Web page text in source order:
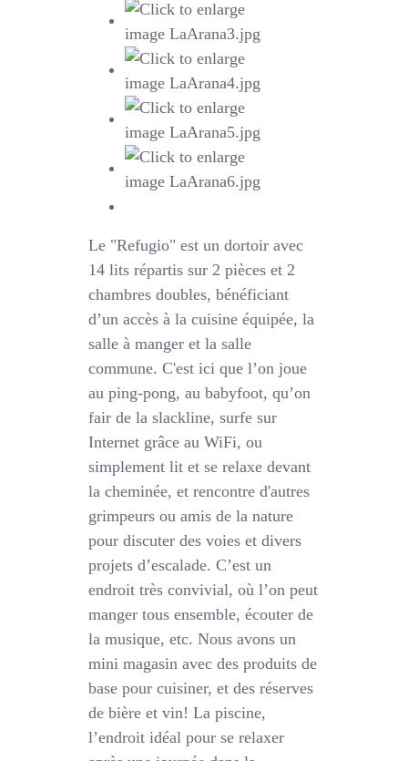
Le "Refugio" est un dortoir avec
14 lits répartis sur 2 pièces et 2
chambres doubles, bénéficiant
d’un accès à la cuisine équipée, la
salle à manger et la salle
commune. C'est ici que l’on joue
au ping-pong, au babyfoot, qu’on
fair de la slackline, surfe sur
Internet grâce au WiFi, ou
simplement lit et se relaxe devant
la cheminée, et rencontre d'autres
grimpeurs ou amis de la nature
pour discuter des voies et divers
projets d’escalade. C’est un
endroit très convivial, où l’on peut
manger tous ensemble, écouter de
la musique, etc. Nous avons un
mini magasin avec des produits de
base pour cuisiner, et des réserves
de bière et vin! La piscine,
l’endroit idéal pour se relaxer